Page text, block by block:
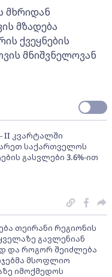
მხრიდან
მზადება
ქვეყნების
მნიშვნელოვან
II კვარტალში
საქართველოს
გასვლები 3.6%-ით
თეირანი რეგიონის
გავლენიან
და როგორ შეიძლება
მსოფლიო
იმოქმედოს